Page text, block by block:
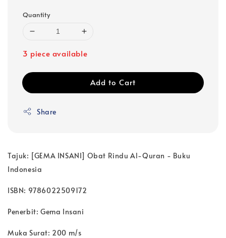
Quantity
3 piece available
Add to Cart
Share
Tajuk: [GEMA INSANI] Obat Rindu Al-Quran - Buku
Indonesia
ISBN: 9786022509172
Penerbit: Gema Insani
Muka Surat: 200 m/s